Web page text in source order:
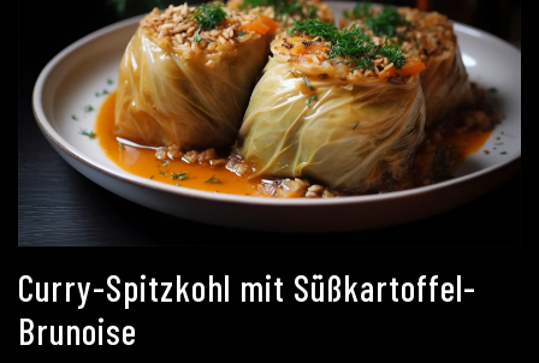
Curry-Spitzkohl mit Süßkartoffel-
Brunoise